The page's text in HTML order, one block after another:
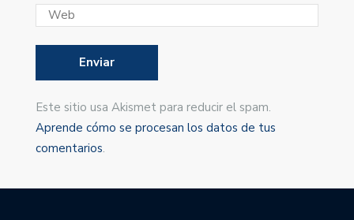
Este sitio usa Akismet para reducir el spam.
Aprende cómo se procesan los datos de tus
comentarios.